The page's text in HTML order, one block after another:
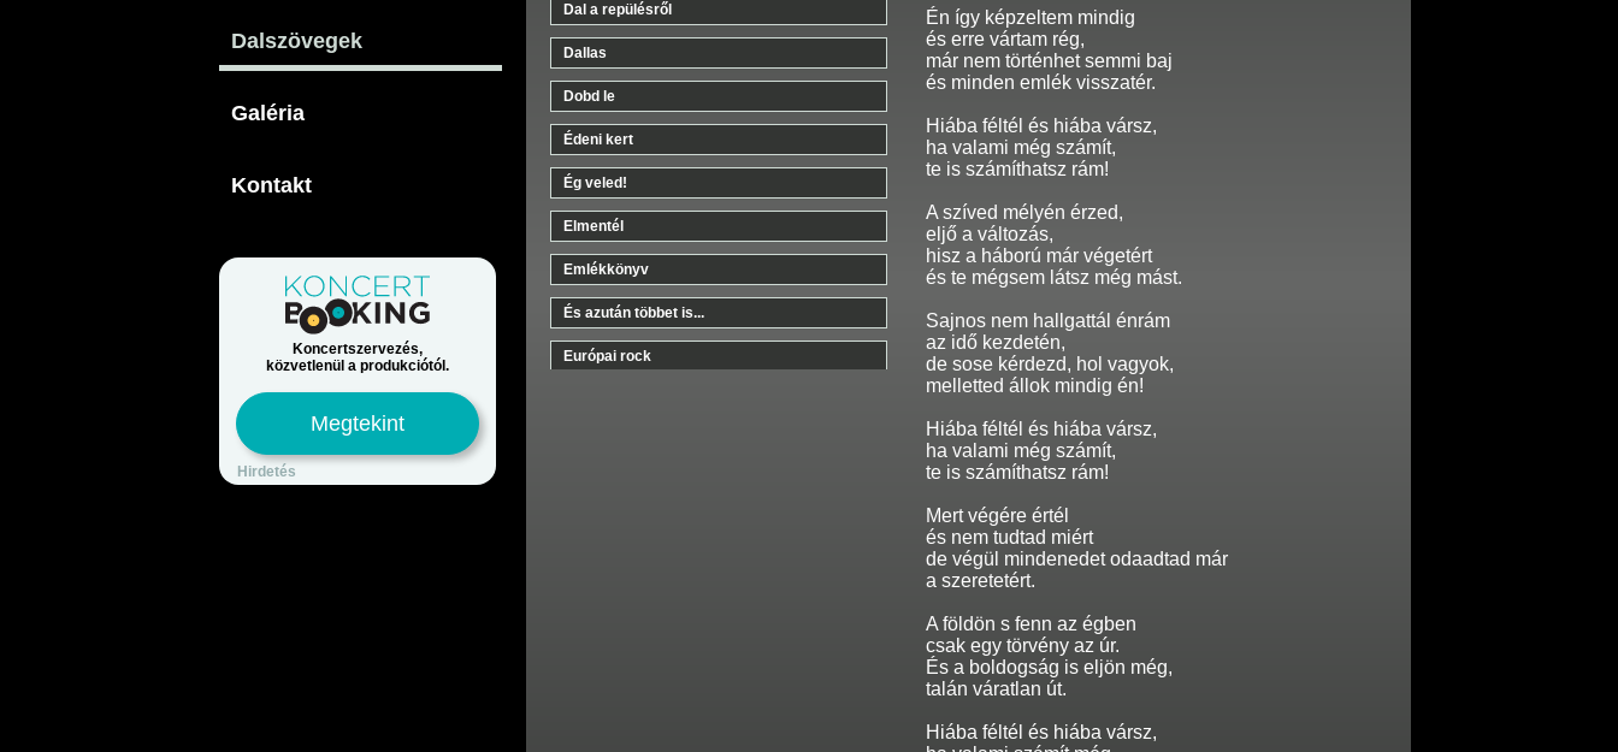
Dalszövegek
Galéria
Kontakt
Koncertszervezés,
közvetlenül a produkciótól.
Megtekint
Hirdetés
Dal a repülésről
Dallas
Dobd le
Édeni kert
Ég veled!
Elmentél
Emlékkönyv
És azután többet is...
Európai rock
Én így képzeltem mindig
és erre vártam rég,
már nem történhet semmi baj
és minden emlék visszatér.
Hiába féltél és hiába vársz,
ha valami még számít,
te is számíthatsz rám!
A szíved mélyén érzed,
eljő a változás,
hisz a háború már végetért
és te mégsem látsz még mást.
Sajnos nem hallgattál énrám
az idő kezdetén,
de sose kérdezd, hol vagyok,
melletted állok mindig én!
Hiába féltél és hiába vársz,
ha valami még számít,
te is számíthatsz rám!
Mert végére értél
és nem tudtad miért
de végül mindenedet odaadtad már
a szeretetért.
A földön s fenn az égben
csak egy törvény az úr.
És a boldogság is eljön még,
talán váratlan út.
Hiába féltél és hiába vársz,